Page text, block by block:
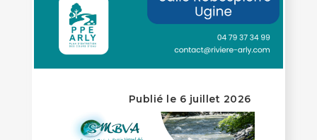
Publié le 6 juillet 2026